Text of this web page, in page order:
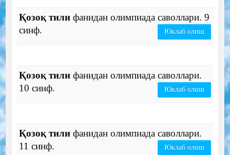
Қозоқ тилифанидан олимпиада саволлари. 9
синф.
Юклаб олиш
Қозоқ тилифанидан олимпиада саволлари.
10 синф.
Юклаб олиш
Қозоқ тилифанидан олимпиада саволлари.
11 синф.
Юклаб олиш